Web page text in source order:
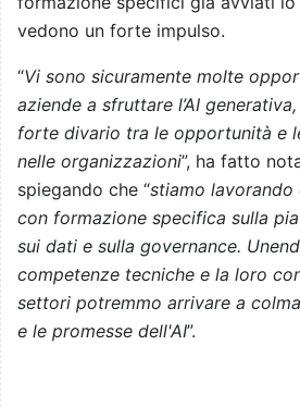
vedono un forte impulso.
“Vi sono sicuramente molte
aziende a sfruttare l’AI
forte divario tra le opportunità e
nelle organizzazioni”, ha fatto
spiegando che “stiamo
con formazione specifica sulla
sui dati e sulla governance.
competenze tecniche e la loro
settori potremmo arrivare a
e le promesse dell'AI”.